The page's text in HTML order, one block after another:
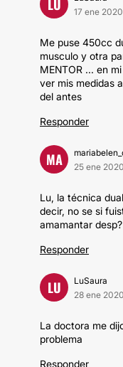
LU
17 ene 2020
Me puse 450cc
musculo y otra
MENTOR ... en
ver mis medidas
del antes
Responder
MA
25 ene 2020
Lu, la técnica
decir, no se si
amamantar
Responder
LU
LuSaura
28 ene 2020
La doctora me
problema
Responder